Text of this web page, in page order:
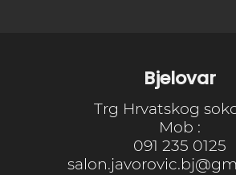
Bjelovar
Trg Hrvatskog
Mob :
091 235 0125